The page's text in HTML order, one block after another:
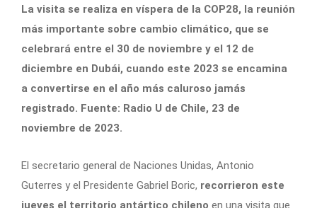
La visita se realiza en víspera de la COP28, la reunión
más importante sobre cambio climático, que se
celebrará entre el 30 de noviembre y el 12 de
diciembre en Dubái, cuando este 2023 se encamina
a convertirse en el año más caluroso jamás
registrado. Fuente: Radio U de Chile, 23 de
noviembre de 2023.
El secretario general de Naciones Unidas, Antonio
Guterres y el Presidente Gabriel Boric, recorrieron este
jueves el territorio antártico chileno en una visita que